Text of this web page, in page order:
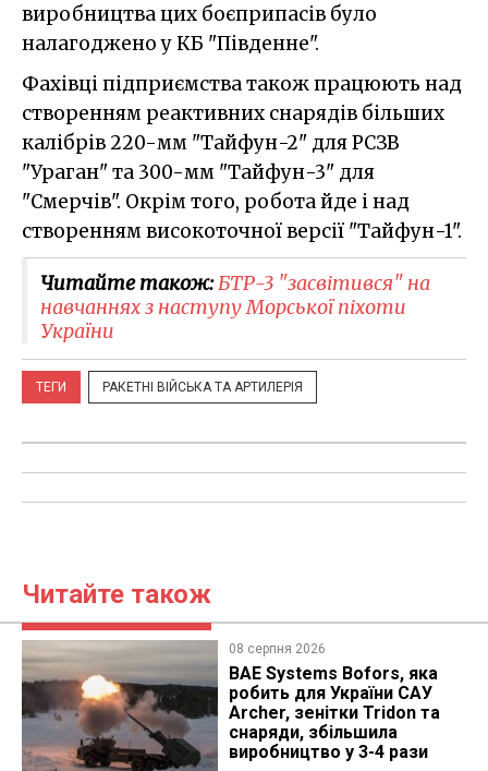
виробництва цих боєприпасів було
налагоджено у КБ "Південне".
Фахівці підприємства також працюють над
створенням реактивних снарядів більших
калібрів 220-мм "Тайфун-2" для РСЗВ
"Ураган" та 300-мм "Тайфун-3" для
"Смерчів". Окрім того, робота йде і над
створенням високоточної версії "Тайфун-1".
Читайте також:​БТР-3 "засвітився" на
навчаннях з наступу Морської піхоти
України
ТЕГИ РАКЕТНІ ВІЙСЬКА ТА АРТИЛЕРІЯ
Читайте також
08 серпня 2026
BAE Systems Bofors, яка
робить для України САУ
Archer, зенітки Tridon та
снаряди, збільшила
виробництво у 3-4 рази